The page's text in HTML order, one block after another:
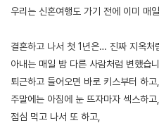
우리는 신혼여행도 가기 전에 이미 매
결혼하고 나서 첫 1년은… 진짜 지옥처
아내는 매일 밤 다른 사람처럼 변했습
퇴근하고 들어오면 바로 키스부터 하고,
주말에는 아침에 눈 뜨자마자 섹스하고,
점심 먹고 나서 또 하고,